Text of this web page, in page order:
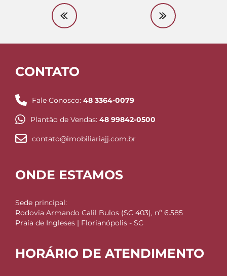
CONTATO
Fale Conosco: 48 3364-0079
Plantão de Vendas: 48 99842-0500
contato@imobiliariajj.com.br
ONDE ESTAMOS
Sede principal:
Rodovia Armando Calil Bulos (SC 403), nº 6.585
Praia de Ingleses | Florianópolis - SC
HORÁRIO DE ATENDIMENTO